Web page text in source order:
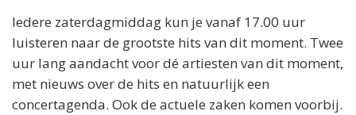
Iedere zaterdagmiddag kun je vanaf 17.00 uur
luisteren naar de grootste hits van dit moment. Twee
uur lang aandacht voor dé artiesten van dit moment,
met nieuws over de hits en natuurlijk een
concertagenda. Ook de actuele zaken komen voorbij.